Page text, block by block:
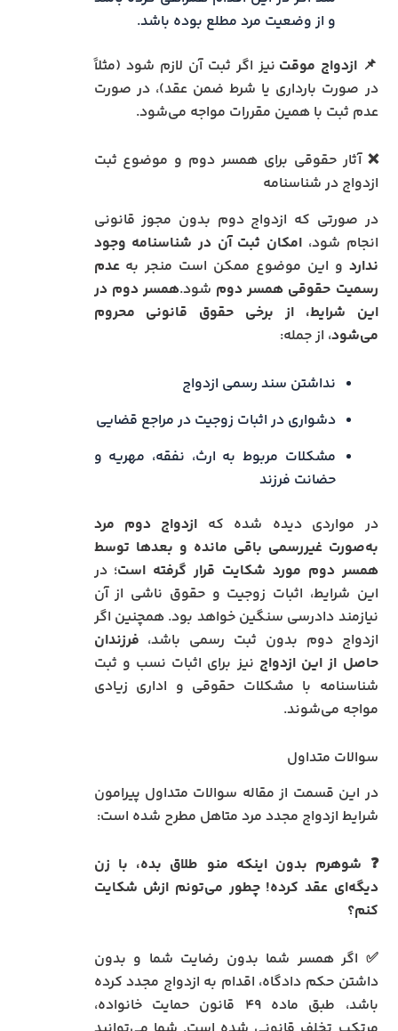
و از وضعیت مرد مطلع بوده باشد.
📌ازدواج موقت نیز اگر ثبت آن لازم شود (مثلاً
در صورت بارداری یا شرط ضمن عقد)، در صورت
عدم ثبت با همین مقررات مواجه می‌شود.
❌ آثار حقوقی برای همسر دوم و موضوع ثبت
ازدواج در شناسنامه
در صورتی که ازدواج دوم بدون مجوز قانونی
انجام شود، امکان ثبت آن در شناسنامه وجود
ندارد و این موضوع ممکن است منجر بهعدم
رسمیت حقوقی همسر دوم شود.همسر دوم در
این شرایط، از برخی حقوق قانونی محروم
می‌شود، از جمله:
نداشتن سند رسمی ازدواج
دشواری در اثبات زوجیت در مراجع قضایی
مشکلات مربوط به ارث، نفقه، مهریه و
حضانت فرزند
در مواردی دیده شده که ازدواج دوم مرد
به‌صورت غیررسمی باقی مانده و بعدها توسط
همسر دوم مورد شکایت قرار گرفته است؛ در
این شرایط، اثبات زوجیت و حقوق ناشی از آن
نیازمند دادرسی سنگین خواهد بود. همچنین اگر
ازدواج دوم بدون ثبت رسمی باشد، فرزندان
حاصل از این ازدواج نیز برای اثبات نسب و ثبت
شناسنامه با مشکلات حقوقی و اداری زیادی
مواجه می‌شوند.
سوالات متداول
در این قسمت از مقاله سوالات متداول پیرامون
شرایط ازدواج مجدد مرد متاهل مطرح شده است:
❓ شوهرم بدون اینکه منو طلاق بده، با زن
دیگه‌ای عقد کرده! چطور می‌تونم ازش شکایت
کنم؟
✅ اگر همسر شما بدون رضایت شما و بدون
داشتن حکم دادگاه، اقدام به ازدواج مجدد کرده
باشد، طبق ماده ۴۹ قانون حمایت خانواده،